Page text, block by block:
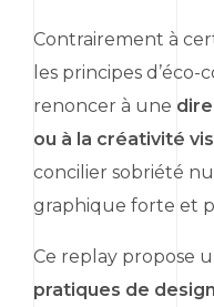
Contrairement à
les principes
renoncer à une
ou à la créativité
concilier sobriété
graphique forte et
Ce replay propose
pratiques de design